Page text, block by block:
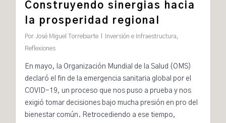
Construyendo sinergias hacia
la prosperidad regional
Por José Miguel Torrebiarte Inversión e Infraestructura,
Reflexiones
En mayo, la Organización Mundial de la Salud (OMS)
declaró el fin de la emergencia sanitaria global por el
COVID-19, un proceso que nos puso a prueba y nos
exigió tomar decisiones bajo mucha presión en pro del
bienestar común. Retrocediendo a ese tiempo,